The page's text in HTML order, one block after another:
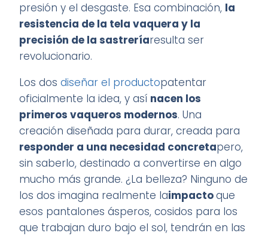
presión y el desgaste. Esa combinación, la
resistencia de la tela vaquera y la
precisión de la sastreríaresulta ser
revolucionario.
Los dosdiseñar el productopatentar
oficialmente la idea, y así nacen los
primeros vaqueros modernos. Una
creación diseñada para durar, creada para
responder a una necesidad concretapero,
sin saberlo, destinado a convertirse en algo
mucho más grande. ¿La belleza? Ninguno de
los dos imagina realmente laimpactoque
esos pantalones ásperos, cosidos para los
que trabajan duro bajo el sol, tendrán en las